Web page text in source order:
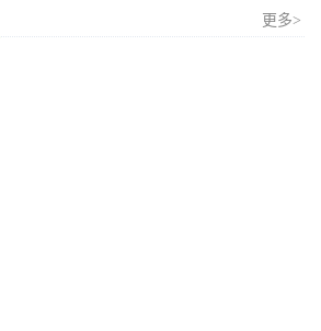
更多>